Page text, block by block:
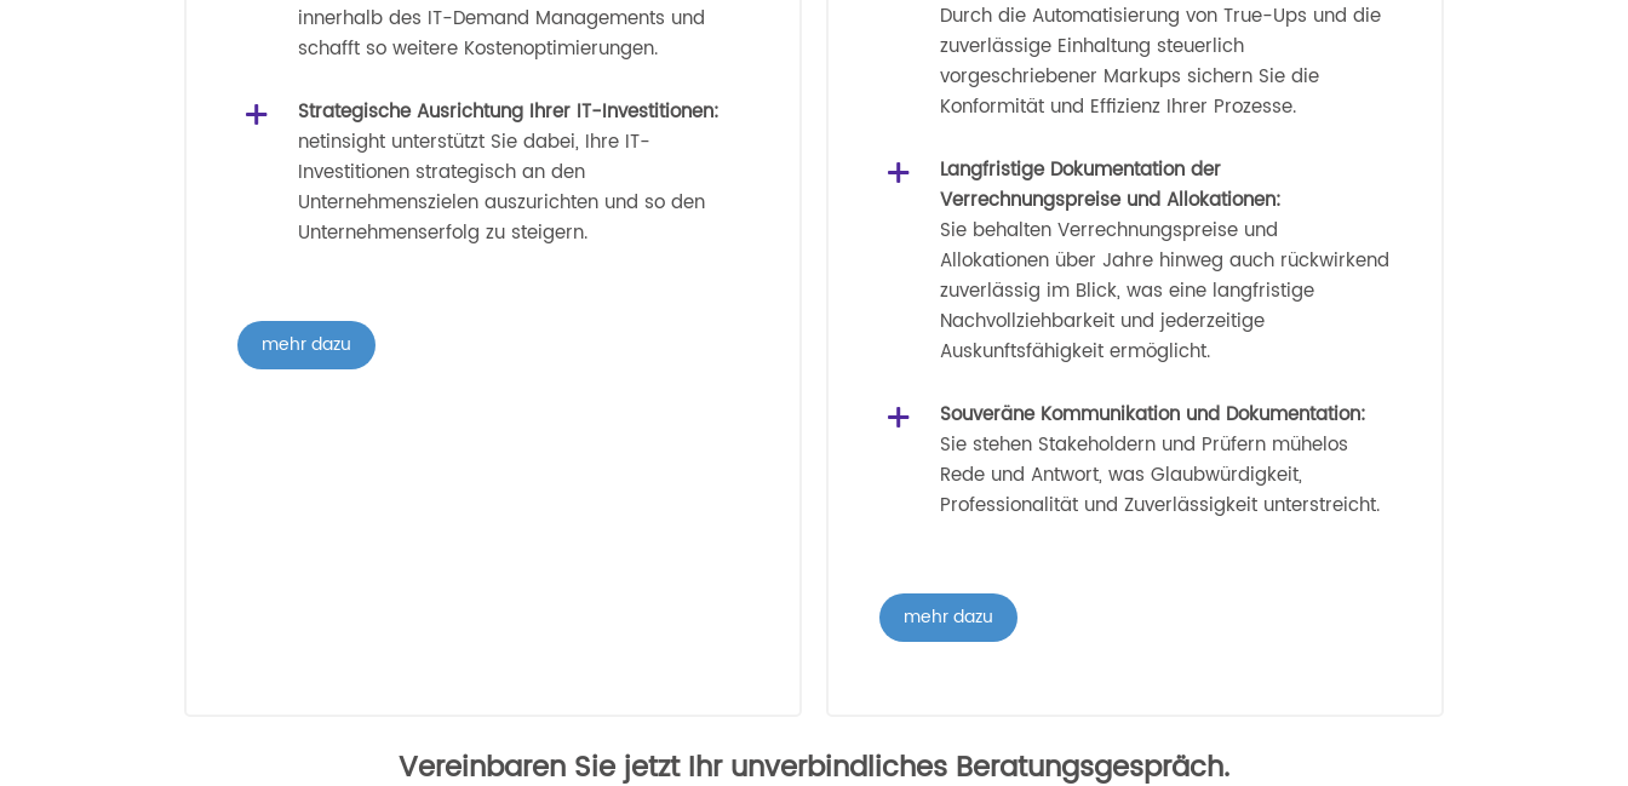
innerhalb des IT-Demand Managements und
schafft so weitere Kostenoptimierungen.
Strategische Ausrichtung Ihrer IT-Investitionen:
netinsight unterstützt Sie dabei, Ihre IT-
Investitionen strategisch an den
Unternehmenszielen auszurichten und so den
Unternehmenserfolg zu steigern.
mehr dazu
Durch die Automatisierung von True-Ups und die
zuverlässige Einhaltung steuerlich
vorgeschriebener Markups sichern Sie die
Konformität und Effizienz Ihrer Prozesse.
Langfristige Dokumentation der
Verrechnungspreise und Allokationen:
Sie behalten Verrechnungspreise und
Allokationen über Jahre hinweg auch rückwirkend
zuverlässig im Blick, was eine langfristige
Nachvollziehbarkeit und jederzeitige
Auskunftsfähigkeit ermöglicht.
Souveräne Kommunikation und Dokumentation:
Sie stehen Stakeholdern und Prüfern mühelos
Rede und Antwort, was Glaubwürdigkeit,
Professionalität und Zuverlässigkeit unterstreicht.
mehr dazu
Vereinbaren Sie jetzt Ihr unverbindliches Beratungsgespräch.